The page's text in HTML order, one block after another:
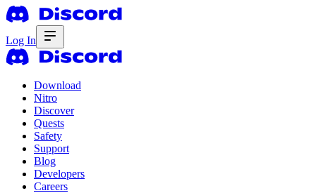
Log In
Download
Nitro
Discover
Quests
Safety
Support
Blog
Developers
Careers